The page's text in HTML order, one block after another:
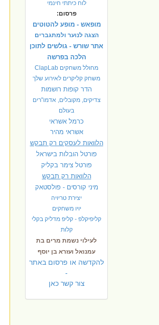
לוח כיתתי חינמי
פרסום:
מופאש - מופע להטוטים
הצגה לנוער ולמתגברים
אתר שורש - גולשים לתוכן
הלכה בפרשה
מחולל משחקים ClapLab
משחק קליקרים לאירוע שלך
הדר קופות רושמות
צדיקים, מקובלים, אדמו"רים
בעולם
כרמל אשראי
אשראי מהיר
הלוואות לעסקים רק תבקש
פורטל הובלות בישראל
פורטל צימר בקליק
הלוואות רק תבקש
מיני קורסים - פולסטאק
יצירת טריויה
יויו משחקים
קליפיקלפ - קליפ מדליק בקלי
קלות
לעילוי נשמת מרים בת
עמנואל ועזרא בן יוסף
להקדשה או פרסום באתר
-
צור קשר כאן